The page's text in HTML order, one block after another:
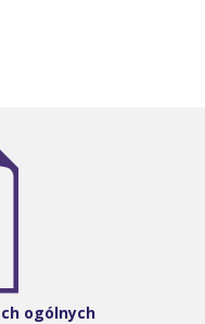
ogólnych